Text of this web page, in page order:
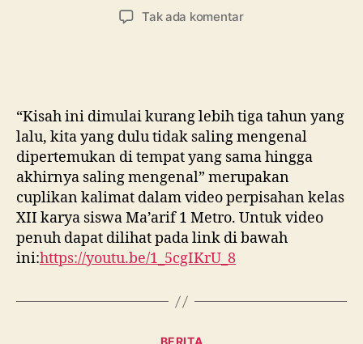
artikel artikel
Tak ada komentarpada
“Kisah ini dimulai kurang lebih tiga tahun yang
lalu, kita yang dulu tidak saling mengenal
dipertemukan di tempat yang sama hingga
akhirnya saling mengenal” merupakan
cuplikan kalimat dalam video perpisahan kelas
XII karya siswa Ma’arif 1 Metro. Untuk video
penuh dapat dilihat pada link di bawah
ini:https://youtu.be/1_5cgIKrU_8
Kategori
BERITA